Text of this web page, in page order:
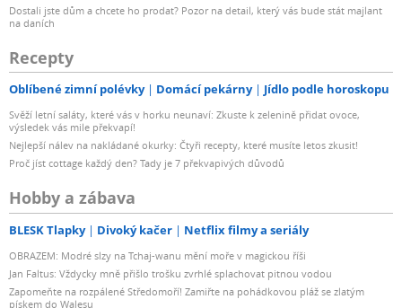
Dostali jste dům a chcete ho prodat? Pozor na detail, který vás bude stát majlant
na daních
Recepty
Oblíbené zimní polévky Domácí pekárny Jídlo podle horoskopu
Svěží letní saláty, které vás v horku neunaví: Zkuste k zelenině přidat ovoce,
výsledek vás mile překvapí!
Nejlepší nálev na nakládané okurky: Čtyři recepty, které musíte letos zkusit!
Proč jíst cottage každý den? Tady je 7 překvapivých důvodů
Hobby a zábava
BLESK Tlapky Divoký kačer Netflix filmy a seriály
OBRAZEM: Modré slzy na Tchaj-wanu mění moře v magickou říši
Jan Faltus: Vždycky mně přišlo trošku zvrhlé splachovat pitnou vodou
Zapomeňte na rozpálené Středomoří! Zamiřte na pohádkovou pláž se zlatým
pískem do Walesu